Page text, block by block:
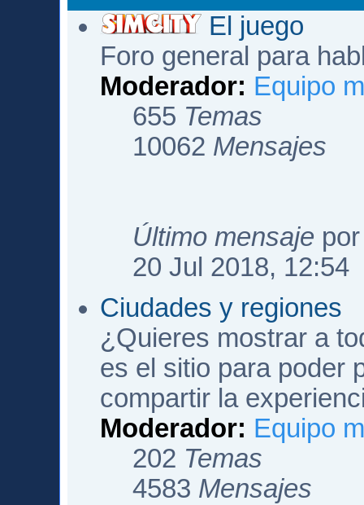
El juego
Foro general para
Moderador: Equipo
655 Temas
10062 Mensajes
Último mensaje
20 Jul 2018, 12:54
Ciudades y regiones
¿Quieres mostrar a
es el sitio para poder
compartir la
Moderador: Equipo
202 Temas
4583 Mensajes